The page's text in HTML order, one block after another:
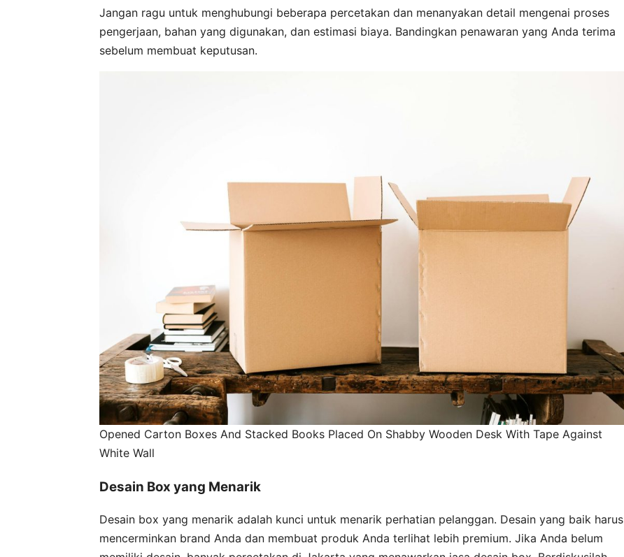
Jangan ragu untuk menghubungi beberapa percetakan dan menanyakan detail mengenai proses
pengerjaan, bahan yang digunakan, dan estimasi biaya. Bandingkan penawaran yang Anda terima
sebelum membuat keputusan.
Opened Carton Boxes And Stacked Books Placed On Shabby Wooden Desk With Tape Against
White Wall
Desain Box yang Menarik
Desain box yang menarik adalah kunci untuk menarik perhatian pelanggan. Desain yang baik harus
mencerminkan brand Anda dan membuat produk Anda terlihat lebih premium. Jika Anda belum